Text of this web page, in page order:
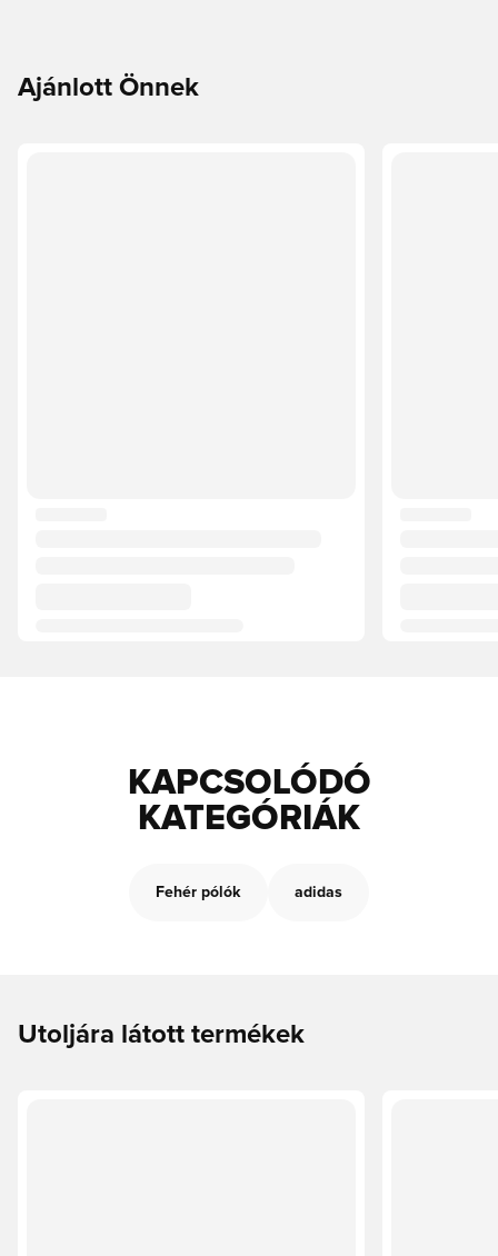
Ajánlott Önnek
KAPCSOLÓDÓ
KATEGÓRIÁK
Fehér pólók adidas
Utoljára látott termékek